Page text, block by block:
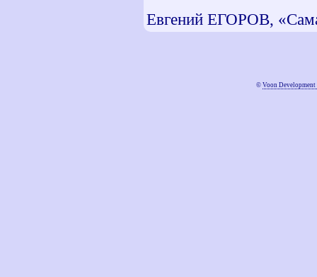
Евгений ЕГОРОВ,
© Voon Development